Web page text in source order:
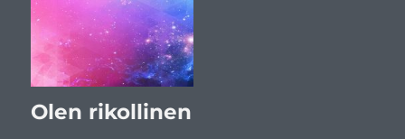
Olen rikollinen